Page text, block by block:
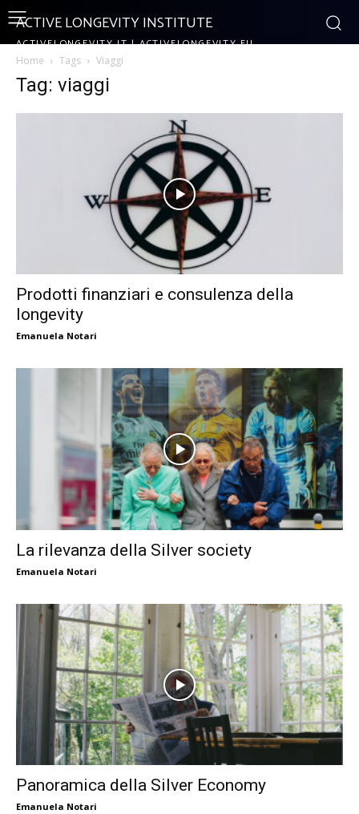
ACTIVE LONGEVITY INSTITUTE
ACTIVELONGEVITY.IT | ACTIVELONGEVITY.EU
Home Tags Viaggi
Tag: viaggi
Prodotti finanziari e consulenza della
longevity
Emanuela Notari
La rilevanza della Silver society
Emanuela Notari
Panoramica della Silver Economy
Emanuela Notari